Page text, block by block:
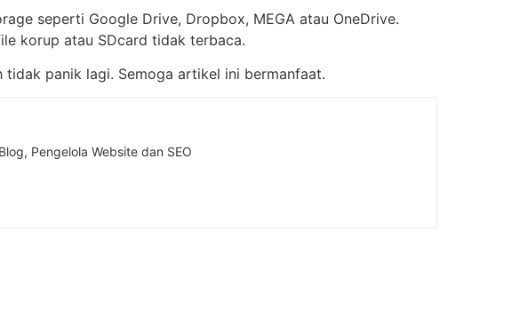
seperti Google Drive, Dropbox, MEGA atau OneDrive.
korup atau SDcard tidak terbaca.
panik lagi. Semoga artikel ini bermanfaat.
Pengelola Website dan SEO